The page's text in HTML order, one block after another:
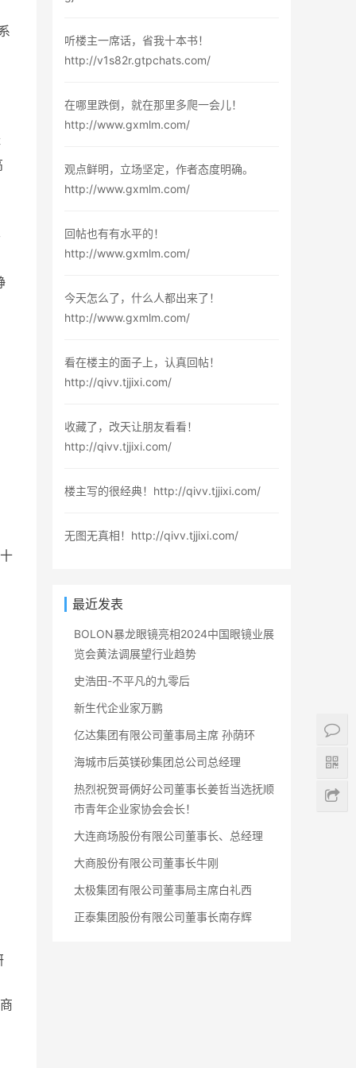
听楼主一席话，省我十本书！
http://v1s82r.gtpchats.com/
在哪里跌倒，就在那里多爬一会儿！
http://www.gxmlm.com/
观点鲜明，立场坚定，作者态度明确。
http://www.gxmlm.com/
回帖也有有水平的！
http://www.gxmlm.com/
今天怎么了，什么人都出来了！
http://www.gxmlm.com/
看在楼主的面子上，认真回帖！
http://qivv.tjjixi.com/
收藏了，改天让朋友看看！
http://qivv.tjjixi.com/
楼主写的很经典！http://qivv.tjjixi.com/
无图无真相！http://qivv.tjjixi.com/
最近发表
BOLON暴龙眼镜亮相2024中国眼镜业展
览会黄法调展望行业趋势
史浩田-不平凡的九零后
新生代企业家万鹏
亿达集团有限公司董事局主席 孙荫环
海城市后英镁砂集团总公司总经理
热烈祝贺哥俩好公司董事长姜哲当选抚顺
市青年企业家协会会长！
大连商场股份有限公司董事长、总经理
大商股份有限公司董事长牛刚
太极集团有限公司董事局主席白礼西
正泰集团股份有限公司董事长南存辉